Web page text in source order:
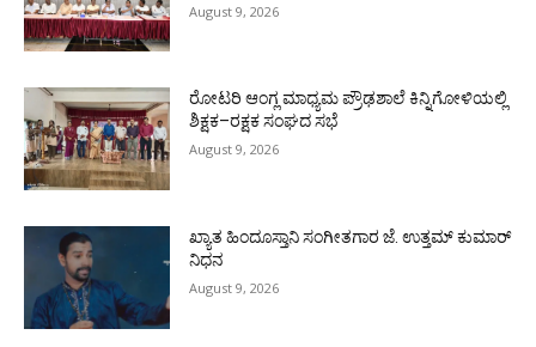
August 9, 2026
ರೋಟರಿ ಆಂಗ್ಲ ಮಾಧ್ಯಮ ಪ್ರೌಢಶಾಲೆ ಕಿನ್ನಿಗೋಳಿಯಲ್ಲಿ
ಶಿಕ್ಷಕ–ರಕ್ಷಕ ಸಂಘದ ಸಭೆ
August 9, 2026
ಖ್ಯಾತ ಹಿಂದೂಸ್ತಾನಿ ಸಂಗೀತಗಾರ ಜೆ. ಉತ್ತಮ್ ಕುಮಾರ್
ನಿಧನ
August 9, 2026